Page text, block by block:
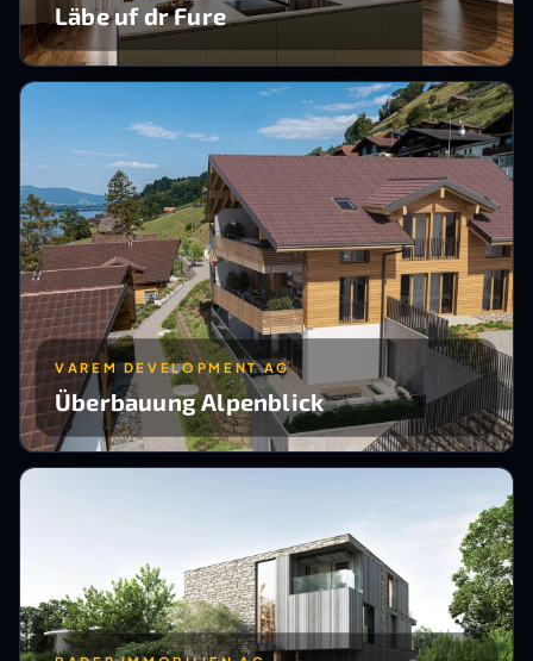
Läbe uf dr Fure
VAREM DEVELOPMENT AG
Überbauung Alpenblick